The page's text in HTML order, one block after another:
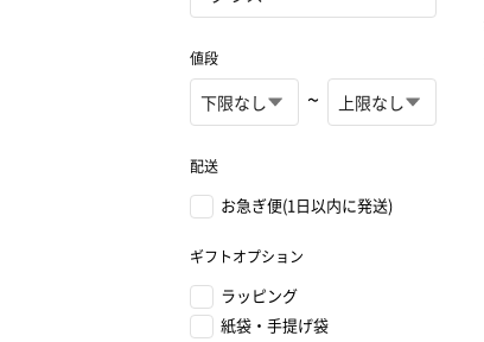
値段
~
配送
お急ぎ便(1日以内に発送)
ギフトオプション
ラッピング
紙袋・手提げ袋